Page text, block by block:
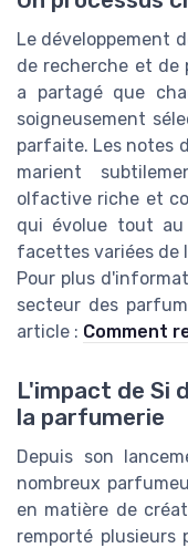
Le développement
de recherche et de
a partagé que
soigneusement
parfaite. Les notes
marient
olfactive riche et
qui évolue tout
facettes variées de
Pour plus
secteur des
article : Comment
L'impact de Si
la parfumerie
Depuis son
nombreux
en matière de
remporté